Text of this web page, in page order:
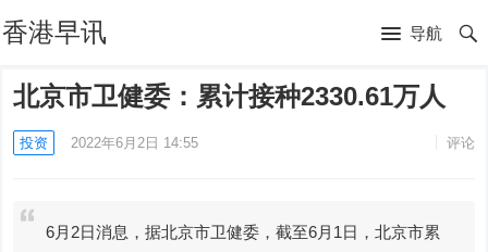
香港早讯 导航
北京市卫健委：累计接种2330.61万人
投资 2022年6月2日 14:55 评论
6月2日消息，据北京市卫健委，截至6月1日，北京市累